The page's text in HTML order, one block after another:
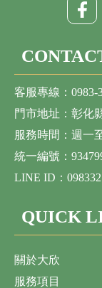
客服專線：0983-
門市地址：彰化
服務時間：週一
統一編號：
LINE ID：
QUICK
關於大欣
服務項目